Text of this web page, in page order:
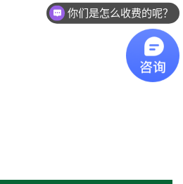
你们是怎么收费的呢？